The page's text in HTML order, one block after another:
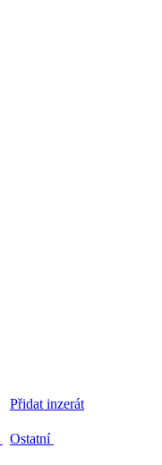
Přidat inzerát
Ostatní